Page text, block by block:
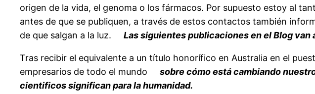
origen de la vida, el genoma o los fármacos. Por supuesto estoy al
antes de que se publiquen, a través de estos contactos también
de que salgan a la luz.
Las siguientes publicaciones en el Blog van
Tras recibir el equivalente a un título honorífico en Australia en el
empresarios de todo el mundo
sobre cómo está cambiando
cientificos significan para la humanidad.